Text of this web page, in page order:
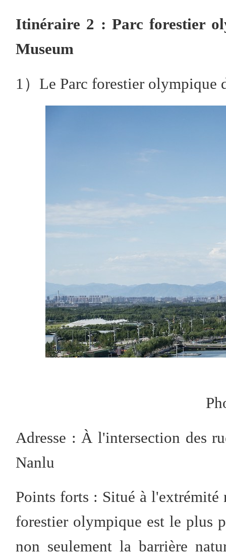
Itinéraire 2 : Parc forestier
Museum
1）Le Parc forestier olympique
Adresse : À l'intersection des
Nanlu
Points forts : Situé à
forestier olympique est le plus
non seulement la barrière